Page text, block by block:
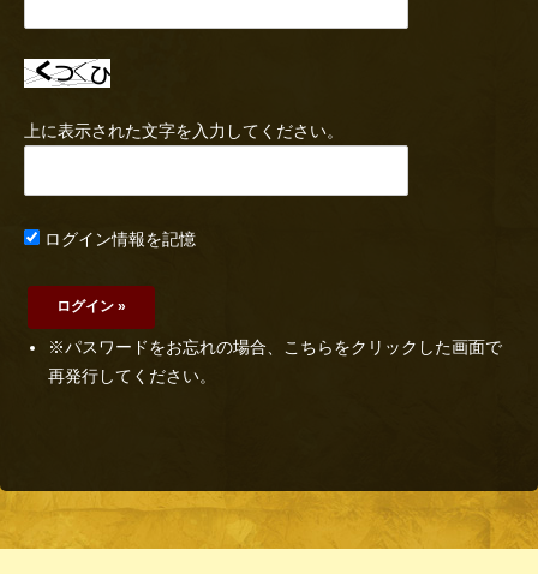
上に表示された文字を入力してください。
ログイン情報を記憶
※パスワードをお忘れの場合、こちらをクリックした画面で
再発行してください。